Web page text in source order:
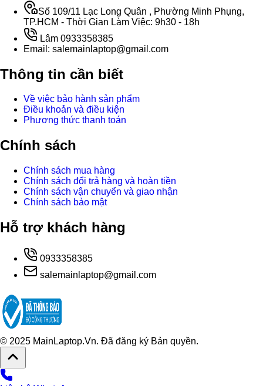
Số 109/11 Lạc Long Quân , Phường Minh Phụng,
TP.HCM - Thời Gian Làm Việc: 9h30 - 18h
Lâm 0933358385
Email: salemainlaptop@gmail.com
Thông tin cần biết
Về việc bảo hành sản phẩm
Điều khoản và điều kiện
Phương thức thanh toán
Chính sách
Chính sách mua hàng
Chính sách đổi trả hàng và hoàn tiền
Chính sách vận chuyển và giao nhận
Chính sách bảo mật
Hỗ trợ khách hàng
0933358385
salemainlaptop@gmail.com
© 2025 MainLaptop.Vn. Đã đăng ký Bản quyền.